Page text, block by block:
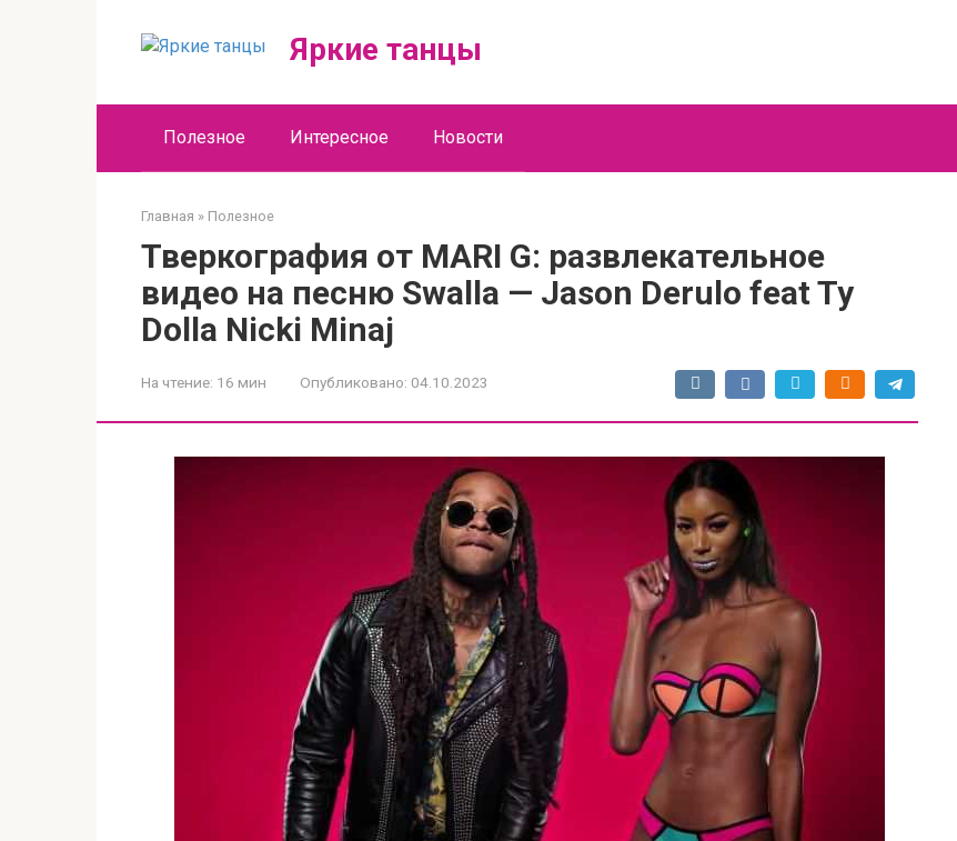
Яркие танцы
Полезное Интересное Новости
Главная » Полезное
Тверкография от MARI G: развлекательное
видео на песню Swalla — Jason Derulo feat Ty
Dolla Nicki Minaj
На чтение: 16 мин Опубликовано: 04.10.2023